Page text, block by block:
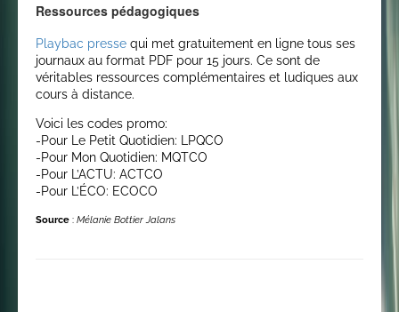
Ressources pédagogiques
Playbac presse qui met gratuitement en ligne tous ses
journaux au format PDF pour 15 jours. Ce sont de
véritables ressources complémentaires et ludiques aux
cours à distance.
Voici les codes promo:
-Pour Le Petit Quotidien: LPQCO
-Pour Mon Quotidien: MQTCO
-Pour L’ACTU: ACTCO
-Pour L’ÉCO: ECOCO
Source : Mélanie Bottier Jalans